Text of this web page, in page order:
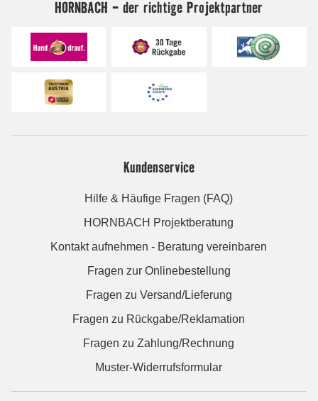
HORNBACH - der richtige Projektpartner
Kundenservice
Hilfe & Häufige Fragen (FAQ)
HORNBACH Projektberatung
Kontakt aufnehmen - Beratung vereinbaren
Fragen zur Onlinebestellung
Fragen zu Versand/Lieferung
Fragen zu Rückgabe/Reklamation
Fragen zu Zahlung/Rechnung
Muster-Widerrufsformular